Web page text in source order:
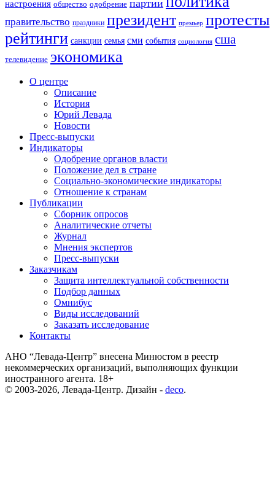
настроения общество одобрение партии
правительство праздники президент премьер протесты
рейтинги санкции семья сми события социология сша
телевидение экономика
О центре
Описание
История
Юрий Левада
Новости
Пресс-выпуски
Индикаторы
Одобрение органов власти
Положение дел в стране
Социально-экономические индикаторы
Отношение к странам
Публикации
Сборник опросов
Аналитические отчеты
Журнал
Мнения экспертов
Пресс-выпуски
Заказчикам
Защита интеллектуальной собственности
Подбор данных
Омнибус
Виды исследований
Заказать исследование
Контакты
АНО “Левада-Центр” внесена Минюстом в реестр
некоммерческих организаций, выполняющих функции
иностранного агента. 18+
© 2003-2026, Левада-Центр. Дизайн - deco.